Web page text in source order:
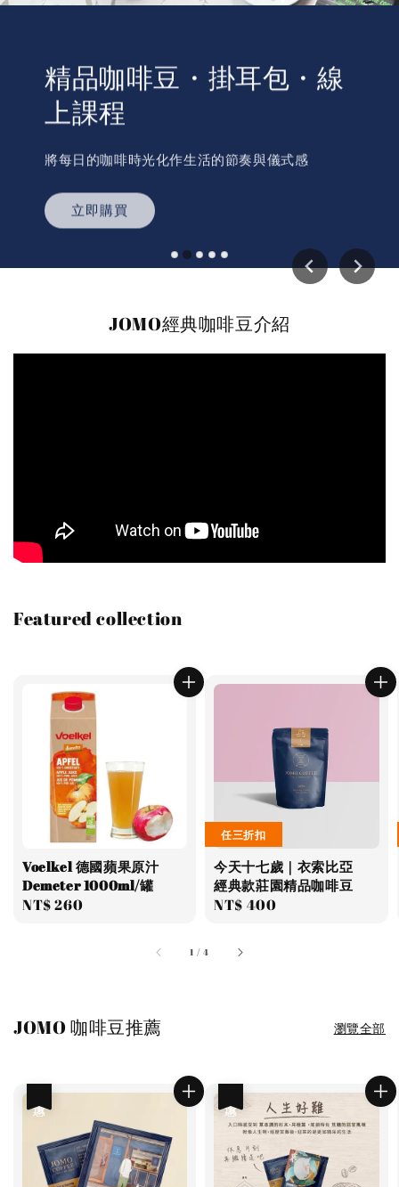
精品咖啡豆・掛耳包・線
上課程
將每日的咖啡時光化作生活的節奏與儀式感
立即購買
JOMO經典咖啡豆介紹
Featured collection
Voelkel 德國蘋果原汁
Demeter 1000ml/罐
Regular
NT$ 260
任三折扣
今天十七歲｜衣索比亞
經典款莊園精品咖啡豆
Regular
NT$ 400
1 /4
JOMO 咖啡豆推薦 瀏覽全部